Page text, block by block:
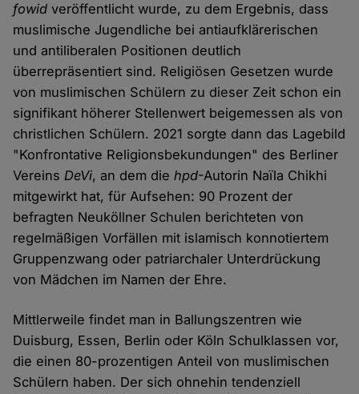
fowid veröffentlicht wurde, zu dem Ergebnis, dass
muslimische Jugendliche bei antiaufklärerischen
und antiliberalen Positionen deutlich
überrepräsentiert sind. Religiösen Gesetzen wurde
von muslimischen Schülern zu dieser Zeit schon ein
signifikant höherer Stellenwert beigemessen als von
christlichen Schülern. 2021 sorgte dann das Lagebild
"Konfrontative Religionsbekundungen" des Berliner
VereinsDeVi, an dem diehpd-Autorin Naïla Chikhi
mitgewirkt hat, für Aufsehen: 90 Prozent der
befragten Neuköllner Schulen berichteten von
regelmäßigen Vorfällen mit islamisch konnotiertem
Gruppenzwang oder patriarchaler Unterdrückung
von Mädchen im Namen der Ehre.
Mittlerweile findet man in Ballungszentren wie
Duisburg, Essen, Berlin oder Köln Schulklassen vor,
die einen 80-prozentigen Anteil von muslimischen
Schülern haben. Der sich ohnehin tendenziell